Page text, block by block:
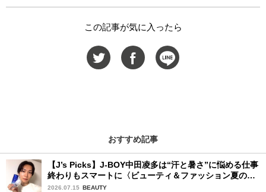
この記事が気に入ったら
おすすめ記事
【J’s Picks】J-BOY中田凌多は“汗と暑さ”に悩める仕事
終わりもスマートに〈ビューティ＆ファッション夏の必
需品〉
2026.07.15 BEAUTY